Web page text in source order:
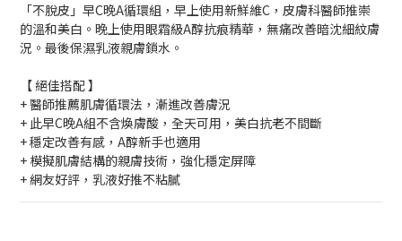
「不脫皮」早C晚A循環組，早上使用新鮮維C，皮膚科醫師推崇
的溫和美白。晚上使用眼霜級A醇抗痕精華，無痛改善暗沈細紋膚
況。最後保濕乳液親膚鎖水。
【 絕佳搭配 】
+ 醫師推薦肌膚循環法，漸進改善膚況
+ 此早C晚A組不含煥膚酸，全天可用，美白抗老不間斷
+ 穩定改善有感，A醇新手也適用
+ 模擬肌膚結構的親膚技術，強化穩定屏障
+ 網友好評，乳液好推不粘膩